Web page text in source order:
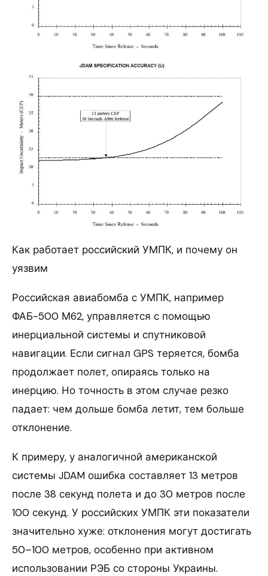
Как работает российский УМПК, и почему он
уязвим
Российская авиабомба с УМПК, например
ФАБ-500 М62, управляется с помощью
инерциальной системы и спутниковой
навигации. Если сигнал GPS теряется, бомба
продолжает полет, опираясь только на
инерцию. Но точность в этом случае резко
падает: чем дольше бомба летит, тем больше
отклонение.
К примеру, у аналогичной американской
системы JDAM ошибка составляет 13 метров
после 38 секунд полета и до 30 метров после
100 секунд. У российских УМПК эти показатели
значительно хуже: отклонения могут достигать
50–100 метров, особенно при активном
использовании РЭБ со стороны Украины.